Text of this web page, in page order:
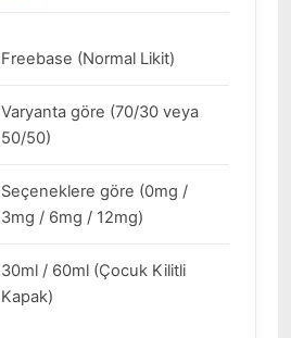
Freebase (Normal Likit)
Varyanta göre (70/30 veya
50/50)
Seçeneklere göre (0mg /
3mg / 6mg / 12mg)
30ml / 60ml (Çocuk Kilitli
Kapak)